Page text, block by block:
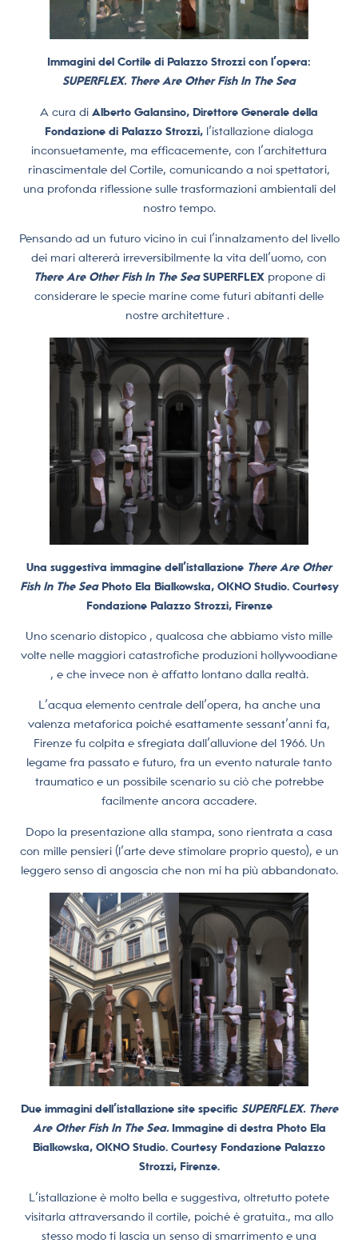
Immagini del Cortile di Palazzo Strozzi con l’opera:
SUPERFLEX. There Are Other Fish In The Sea
A cura di Alberto Galansino, Direttore Generale della
Fondazione di Palazzo Strozzi, l’istallazione dialoga
inconsuetamente, ma efficacemente, con l’architettura
rinascimentale del Cortile, comunicando a noi spettatori,
una profonda riflessione sulle trasformazioni ambientali del
nostro tempo.
Pensando ad un futuro vicino in cui l’innalzamento del livello
dei mari altererà irreversibilmente la vita dell’uomo, con
There Are Other Fish In The SeaSUPERFLEX propone di
considerare le specie marine come futuri abitanti delle
nostre architetture .
Una suggestiva immagine dell’istallazione There Are Other
Fish In The Sea Photo Ela Bialkowska, OKNO Studio. Courtesy
Fondazione Palazzo Strozzi, Firenze
Uno scenario distopico , qualcosa che abbiamo visto mille
volte nelle maggiori catastrofiche produzioni hollywoodiane
, e che invece non è affatto lontano dalla realtà.
L’acqua elemento centrale dell’opera, ha anche una
valenza metaforica poiché esattamente sessant’anni fa,
Firenze fu colpita e sfregiata dall’alluvione del 1966. Un
legame fra passato e futuro, fra un evento naturale tanto
traumatico e un possibile scenario su ciò che potrebbe
facilmente ancora accadere.
Dopo la presentazione alla stampa, sono rientrata a casa
con mille pensieri (l’arte deve stimolare proprio questo), e un
leggero senso di angoscia che non mi ha più abbandonato.
Due immagini dell’istallazione site specific SUPERFLEX. There
Are Other Fish In The Sea. Immagine di destra Photo Ela
Bialkowska, OKNO Studio. Courtesy Fondazione Palazzo
Strozzi, Firenze.
L’istallazione è molto bella e suggestiva, oltretutto potete
visitarla attraversando il cortile, poiché è gratuita., ma allo
stesso modo ti lascia un senso di smarrimento e una